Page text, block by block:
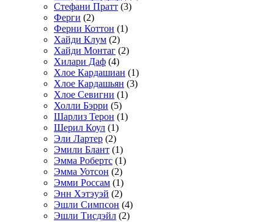
Стефани Пратт (3)
Ферги (2)
Ферни Коттон (1)
Хайди Клум (2)
Хайди Монтаг (2)
Хилари Даф (4)
Хлое Кардашиан (1)
Хлое Кардашьян (3)
Хлое Севигни (1)
Холли Бэрри (5)
Шарлиз Терон (1)
Шерил Коул (1)
Эли Лартер (2)
Эмили Блант (1)
Эмма Робертс (1)
Эмма Уотсон (2)
Эмми Россам (1)
Энн Хэтэуэй (2)
Эшли Симпсон (4)
Эшли Тисдэйл (2)